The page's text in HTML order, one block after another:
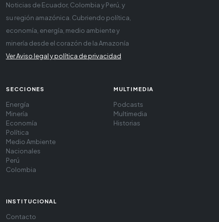
Noticias de Ecuador, Colombia y Perú, y
su región amazónica. Cubriendo política,
economía, energía, medio ambiente y
minería desde el corazón de la Amazonía
Ver Aviso legal y política de privacidad
SECCIONES
Energía
Minería
Economía
Política
Medio Ambiente
Nacionales
Perú
Colombia
MULTIMEDIA
Podcasts
Multimedia
Historias
INSTITUCIONAL
Contacto